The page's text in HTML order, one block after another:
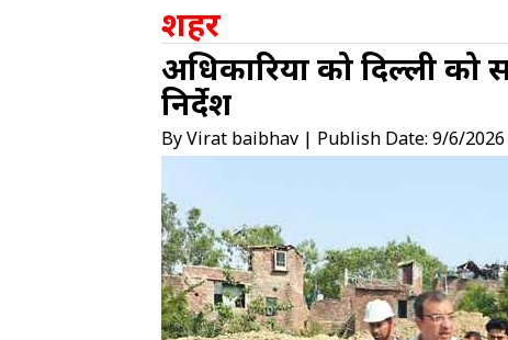
कहा-विपक्ष की भावना सरकार तक
मौत
शहर
अधिकारियों को दिल्ली को
निर्देश
By Virat baibhav | Publish Date: 9/6/2026